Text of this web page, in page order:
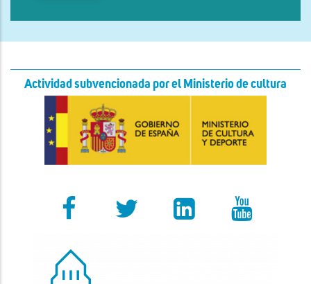
Actividad subvencionada por el Ministerio de cultura